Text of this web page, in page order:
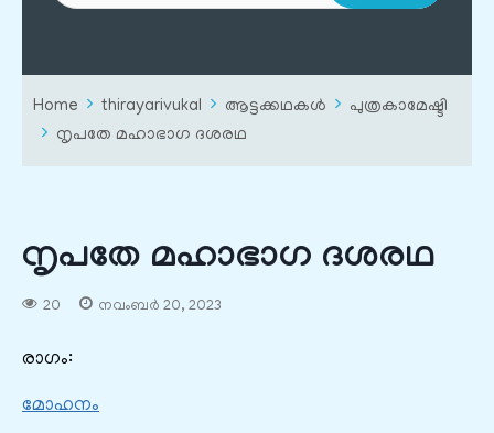
Home thirayarivukal ആട്ടക്കഥകൾ
പുത്രകാമേഷ്ടി
നൃപതേ മഹാഭാഗ ദശരഥ
നൃപതേ മഹാഭാഗ ദശരഥ
20 നവംബർ 20, 2023
രാഗം:
മോഹനം